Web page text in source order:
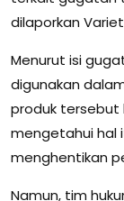
dilaporkan
Menurut isi
digunakan
produk tersebut
mengetahui hal
menghentikan
Namun, tim